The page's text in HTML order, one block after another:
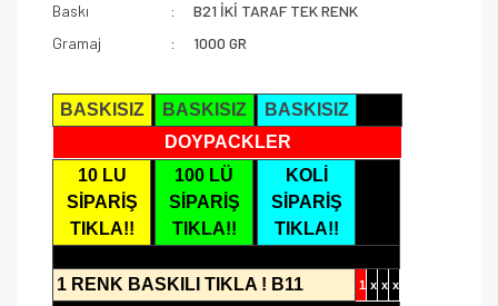
Baskı
B21 İKİ TARAF TEK RENK
Gramaj
1000 GR
BASKISIZ BASKISIZ
BASKISIZ
DOYPACKLER
10 LU
SİPARİŞ
TIKLA!!
100 LÜ
SİPARİŞ
TIKLA!!
KOLİ
SİPARİŞ
TIKLA!!
1 RENK BASKILI TIKLA ! B11 1 x x x